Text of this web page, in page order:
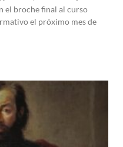
el broche final al curso
el próximo mes de